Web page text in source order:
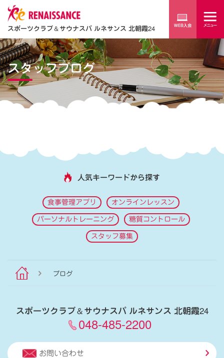
スポーツクラブ＆サウナスパ ルネサンス 北朝霞24
スタッフブログ
人気キーワードから探す
食事管理アプリ オンラインレッスン
パーソナルトレーニング 糖質コントロール
スタッフ募集
ブログ
スポーツクラブ＆サウナスパ ルネサンス 北朝霞24
048-485-2200
お問い合わせ